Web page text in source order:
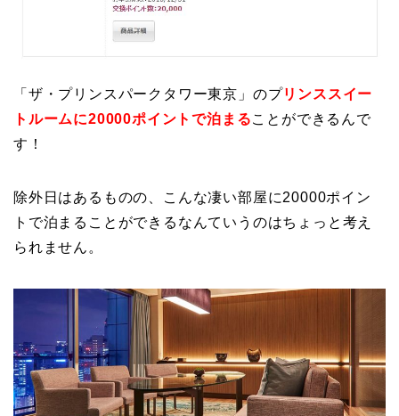
「ザ・プリンスパークタワー東京」のプリンススイー
トルームに20000ポイントで泊まることができるんで
す！
除外日はあるものの、こんな凄い部屋に20000ポイン
トで泊まることができるなんていうのはちょっと考え
られません。